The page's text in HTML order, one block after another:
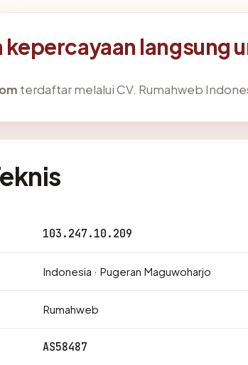
kepercayaan
terdaftar melalui CV. Rumahweb
103.247.10.209
Indonesia · Pugeran Maguwoharjo
Rumahweb
AS58487